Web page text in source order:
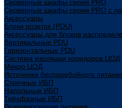
Серверные шкафы серия PRO
Серверные шкафы серии PRO с
Аксессуары
Блоки розеток (PDU)
Аксессуары для блоков
Вертикальные PDU
Горизонтальные PDU
Система изоляции коридоров ЦОД
Микро ЦОД
Источники бесперебойного
Стоечные ИБП
Напольные ИБП
Трёхфазные ИБП